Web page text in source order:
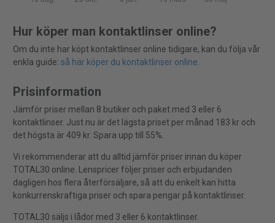
Hur köper man kontaktlinser online?
Om du inte har köpt kontaktlinser online tidigare, kan du följa vår
enkla guide: så här köper du kontaktlinser online.
Prisinformation
Jämför priser mellan 8 butiker och paket med 3 eller 6
kontaktlinser. Just nu är det lägsta priset per månad 183 kr och
det högsta är 409 kr. Spara upp till 55%.
Vi rekommenderar att du alltid jämför priser innan du köper
TOTAL30 online. Lenspricer följer priser och erbjudanden
dagligen hos flera återförsäljare, så att du enkelt kan hitta
konkurrenskraftiga priser och spara pengar på kontaktlinser.
TOTAL30 säljs i lådor med 3 eller 6 kontaktlinser.